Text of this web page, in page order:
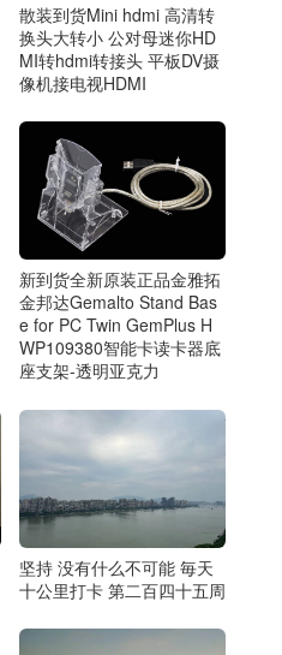
散装到货Mini hdmi 高清转
换头大转小 公对母迷你HD
MI转hdmi转接头 平板DV摄
像机接电视HDMI
新到货全新原装正品金雅拓
金邦达Gemalto Stand Bas
e for PC Twin GemPlus H
WP109380智能卡读卡器底
座支架-透明亚克力
坚持 没有什么不可能 毎天
十公里打卡 第二百四十五周